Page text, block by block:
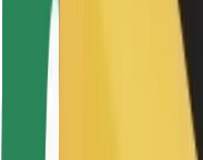
Sərnişinlər üçün
Sürücülər üçün
Kuryerlər üçün